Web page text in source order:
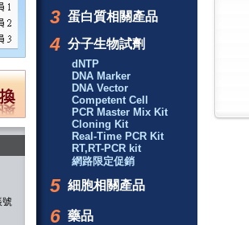
號
3 蛋白質相關產品
4 分子生物試劑
dNTP
DNA Marker
DNA Vector
Competent Cell
PCR Master Mix Kit
Cloning Kit
Real-Time PCR Kit
RT,RT-PCR kit
網路限定促銷
5 細胞相關產品
6 藥品